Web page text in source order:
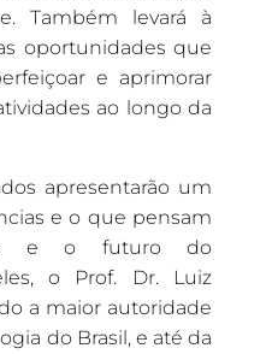
Também levará à
oportunidades que
e aprimorar
ao longo da
apresentarão um
e o que pensam
e o futuro do
o Prof. Dr. Luiz
a maior autoridade
do Brasil, e até da